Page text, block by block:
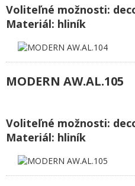
Voliteľné možnosti:
Materiál: hliník
MODERN AW.AL.105
Voliteľné možnosti:
Materiál: hliník